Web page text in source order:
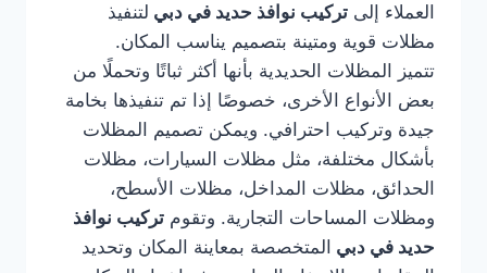
العملاء إلى تركيب نوافذ حديد في دبي لتنفيذ
مظلات قوية ومتينة بتصميم يناسب المكان.
تتميز المظلات الحديدية بأنها أكثر ثباتًا وتحملًا من
بعض الأنواع الأخرى، خصوصًا إذا تم تنفيذها بخامة
جيدة وتركيب احترافي. ويمكن تصميم المظلات
بأشكال مختلفة، مثل مظلات السيارات، مظلات
الحدائق، مظلات المداخل، مظلات الأسطح،
ومظلات المساحات التجارية. وتقوم تركيب نوافذ
حديد في دبي المتخصصة بمعاينة المكان وتحديد